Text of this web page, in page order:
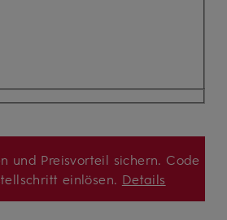
und Preisvorteil sichern. Code
einlösen. Details